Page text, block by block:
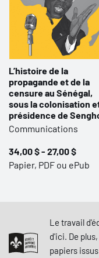
L’histoire de la
propagande et de la
censure au Sénégal,
sous la colonisation
présidence de
Communications
34,00 $ - 27,00 $
Papier, PDF ou ePub
Le travail
d'ici. De
papiers